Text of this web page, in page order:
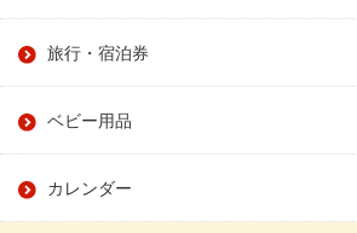
旅行・宿泊券
ベビー用品
カレンダー